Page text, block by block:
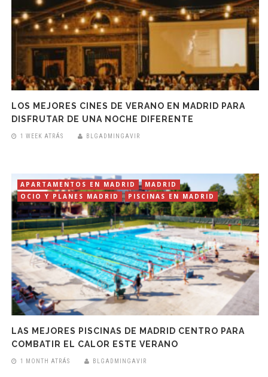
LOS MEJORES CINES DE VERANO EN MADRID PARA
DISFRUTAR DE UNA NOCHE DIFERENTE
1 WEEK ATRÁS BLGADMINGAVIR
APARTAMENTOS EN MADRID
MADRID
OCIO Y PLANES MADRID
PISCINAS EN MADRID
LAS MEJORES PISCINAS DE MADRID CENTRO PARA
COMBATIR EL CALOR ESTE VERANO
1 MONTH ATRÁS BLGADMINGAVIR